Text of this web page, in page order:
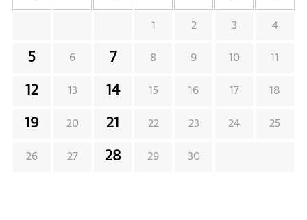
1 2 3 4
5 6 7 8 9 10 11
12 13 14 15 16 17 18
19 20 21 22 23 24 25
26 27 28 29 30